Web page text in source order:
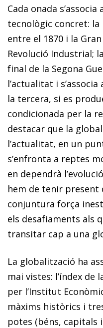
Cada onada
tecnològic concret:
entre el 1870 i la
Revolució Industrial;
final de la Segona
l’actualitat i
la tercera, si es
condicionada per la
destacar que la
l’actualitat, en un
s’enfronta a reptes
en dependrà
hem de tenir present
conjuntura força
els desafiaments als
transitar cap a una
La globalització ha
mai vistes: l’índex
per l’Institut
màxims històrics i
potes (béns, capitals